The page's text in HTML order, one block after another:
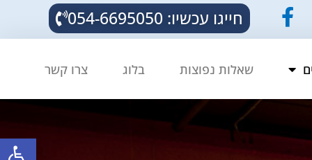
חייגו עכשיו: 054-6695050
שאלות נפוצות בלוג צרו קשר